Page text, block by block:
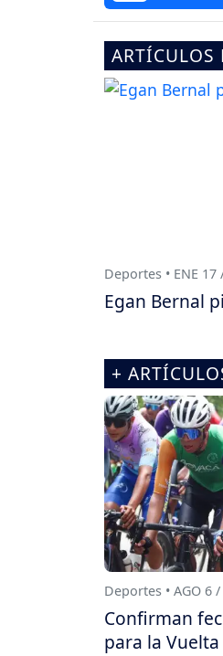
ARTÍCULOS
Deportes • ENE 17
Egan Bernal
+
Deportes • AGO 6
Confirman
para la